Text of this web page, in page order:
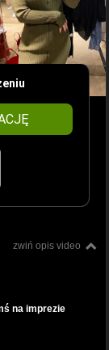
zwiń opis video
na imprezie